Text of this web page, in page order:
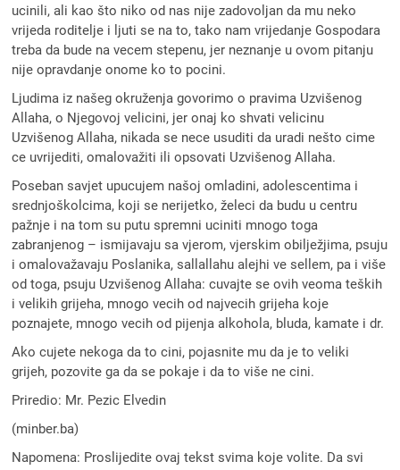
ucinili, ali kao što niko od nas nije zadovoljan da mu neko
vrijeda roditelje i ljuti se na to, tako nam vrijedanje Gospodara
treba da bude na vecem stepenu, jer neznanje u ovom pitanju
nije opravdanje onome ko to pocini.
Ljudima iz našeg okruženja govorimo o pravima Uzvišenog
Allaha, o Njegovoj velicini, jer onaj ko shvati velicinu
Uzvišenog Allaha, nikada se nece usuditi da uradi nešto cime
ce uvrijediti, omalovažiti ili opsovati Uzvišenog Allaha.
Poseban savjet upucujem našoj omladini, adolescentima i
srednjoškolcima, koji se nerijetko, želeci da budu u centru
pažnje i na tom su putu spremni uciniti mnogo toga
zabranjenog – ismijavaju sa vjerom, vjerskim obilježjima, psuju
i omalovažavaju Poslanika, sallallahu alejhi ve sellem, pa i više
od toga, psuju Uzvišenog Allaha: cuvajte se ovih veoma teških
i velikih grijeha, mnogo vecih od najvecih grijeha koje
poznajete, mnogo vecih od pijenja alkohola, bluda, kamate i dr.
Ako cujete nekoga da to cini, pojasnite mu da je to veliki
grijeh, pozovite ga da se pokaje i da to više ne cini.
Priredio: Mr. Pezic Elvedin
(minber.ba)
Napomena: Proslijedite ovaj tekst svima koje volite. Da svi